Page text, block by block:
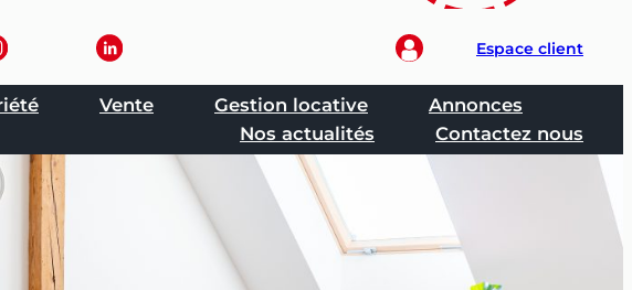
Espace client
Vente Gestion locative
Annonces
Nos actualités
Contactez nous